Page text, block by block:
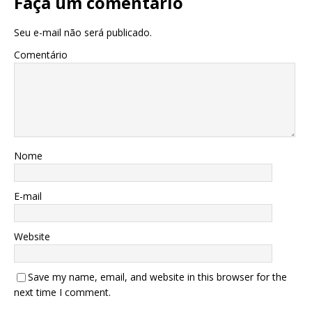
Seu e-mail não será publicado.
Comentário
Nome
E-mail
Website
Save my name, email, and website in this browser for the
next time I comment.